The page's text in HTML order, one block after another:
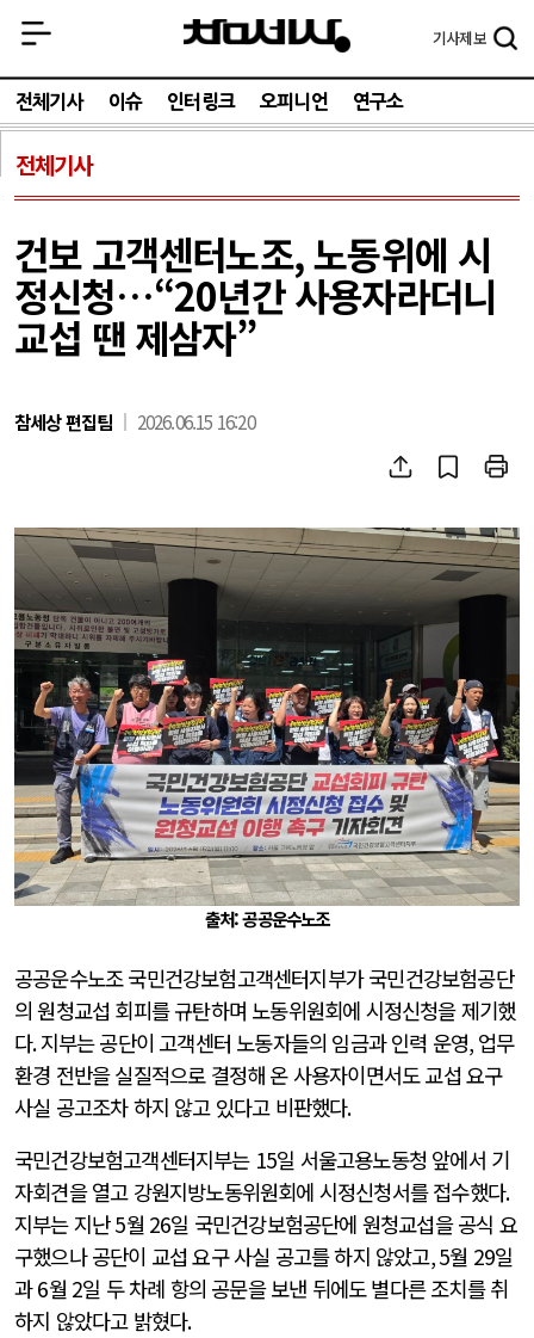
기사제보
전체기사 이슈 인터링크 오피니언 연구소
전체기사
건보 고객센터노조, 노동위에 시
정신청…“20년간 사용자라더니
교섭 땐 제삼자”
참세상 편집팀 2026.06.15 16:20
출처: 공공운수노조
공공운수노조 국민건강보험고객센터지부가 국민건강보험공단
의 원청교섭 회피를 규탄하며 노동위원회에 시정신청을 제기했
다.지부는 공단이 고객센터 노동자들의 임금과 인력 운영, 업무
환경 전반을 실질적으로 결정해 온 사용자이면서도 교섭 요구
사실 공고조차 하지 않고 있다고 비판했다.
국민건강보험고객센터지부는 15일 서울고용노동청 앞에서 기
자회견을 열고 강원지방노동위원회에 시정신청서를 접수했다.
지부는 지난5월 26일 국민건강보험공단에 원청교섭을 공식 요
구했으나 공단이 교섭 요구 사실 공고를 하지 않았고, 5월 29일
과6월 2일 두 차례 항의 공문을 보낸 뒤에도 별다른 조치를 취
하지 않았다고 밝혔다.